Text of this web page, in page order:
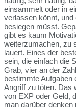
einsammelt oder in
verlassen könnt, und
besiegen müsst.
gibt es kaum
weiterzumachen, zu
lauert. Eines der
sein, die einfach die
Grab, vier an der
bestimmte Aufgaben
Angriff zu töten. Das
von EXP oder Geld,
man darüber denken